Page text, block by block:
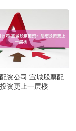
资公司 宣城股票配
资更上一层楼